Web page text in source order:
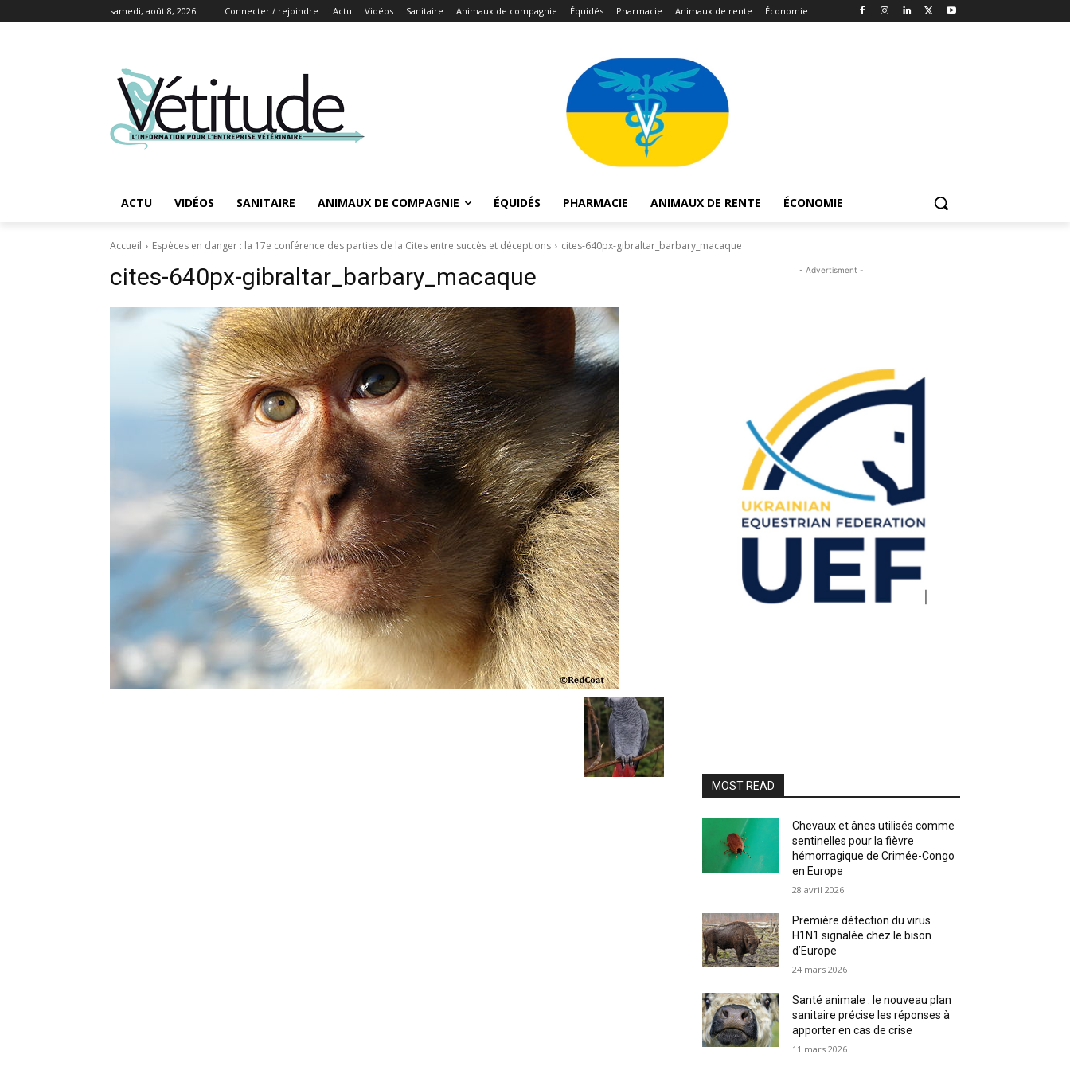
samedi, août 8, 2026 Connecter / rejoindre Actu Vidéos Sanitaire Animaux de compagnie Équidés Pharmacie Animaux de rente Économie
ACTU VIDÉOS SANITAIRE ANIMAUX DE COMPAGNIE ÉQUIDÉS PHARMACIE ANIMAUX DE RENTE ÉCONOMIE
Accueil Espèces en danger : la 17e conférence des parties de la Cites entre succès et déceptions cites-640px-gibraltar_barbary_macaque
cites-640px-gibraltar_barbary_macaque - Advertisment -
MOST READ
Chevaux et ânes utilisés comme
sentinelles pour la fièvre
hémorragique de Crimée-Congo
en Europe
28 avril 2026
Première détection du virus
H1N1 signalée chez le bison
d’Europe
24 mars 2026
Santé animale : le nouveau plan
sanitaire précise les réponses à
apporter en cas de crise
11 mars 2026